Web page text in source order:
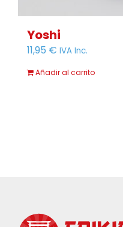
Yoshi
11,95 € IVA Inc.
Añadir al carrito